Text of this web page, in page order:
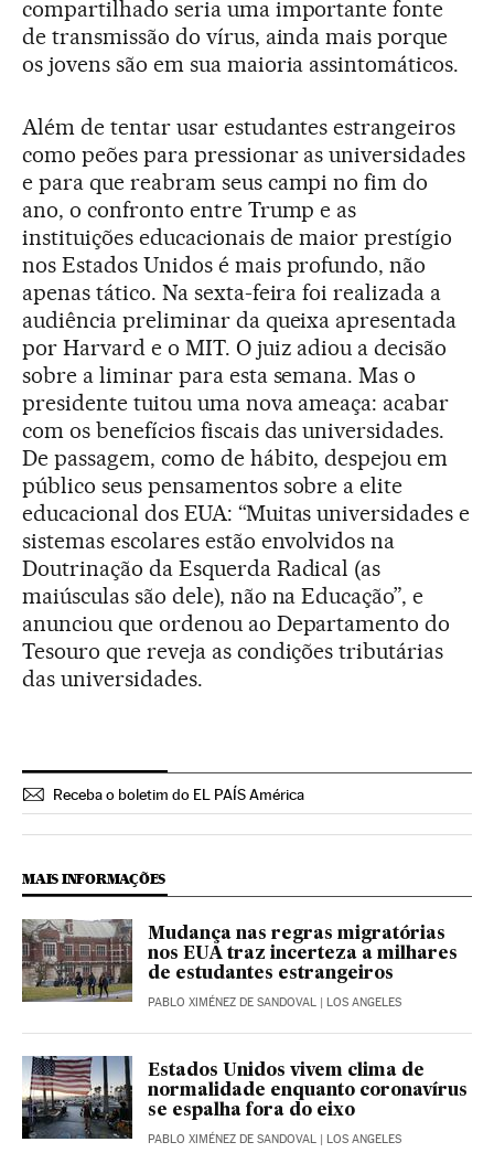
compartilhado seria uma importante fonte
de transmissão do vírus, ainda mais porque
os jovens são em sua maioria assintomáticos.
Além de tentar usar estudantes estrangeiros
como peões para pressionar as universidades
e para que reabram seus campi no fim do
ano, o confronto entre Trump e as
instituições educacionais de maior prestígio
nos Estados Unidos é mais profundo, não
apenas tático. Na sexta-feira foi realizada a
audiência preliminar da queixa apresentada
por Harvard e o MIT. O juiz adiou a decisão
sobre a liminar para esta semana. Mas o
presidente tuitou uma nova ameaça: acabar
com os benefícios fiscais das universidades.
De passagem, como de hábito, despejou em
público seus pensamentos sobre a elite
educacional dos EUA: “Muitas universidades e
sistemas escolares estão envolvidos na
Doutrinação da Esquerda Radical (as
maiúsculas são dele), não na Educação”, e
anunciou que ordenou ao Departamento do
Tesouro que reveja as condições tributárias
das universidades.
Receba o boletim do EL PAÍS América
MAIS INFORMAÇÕES
Mudança nas regras migratórias
nos EUA traz incerteza a milhares
de estudantes estrangeiros
PABLO XIMÉNEZ DE SANDOVAL | LOS ANGELES
Estados Unidos vivem clima de
normalidade enquanto coronavírus
se espalha fora do eixo
PABLO XIMÉNEZ DE SANDOVAL | LOS ANGELES